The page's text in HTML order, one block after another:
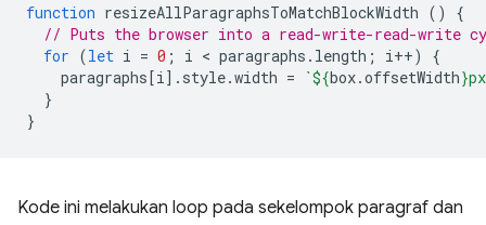
function resizeAllParagraphsToMatchBlockWidth ()
{
// Puts the browser into a read-write-read-write
for (let i = 0 ; i < paragraphs . length ; i++)
{
paragraphs[i]. style.width = `${box.offsetWidth}
}
}
Kode ini melakukan loop pada sekelompok paragraf dan